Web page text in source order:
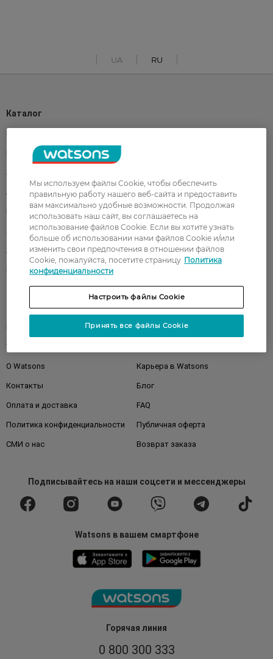
UA RU
Горячая линия
0 800 300 333
Каталог
Парфюмерия
Акции
Лицо Тело
Волосы
Аксессуары Дерматокосметика
Бренды
Клиентам
Магазины
Watsons Club
О Watsons Карьера в Watsons
Контакты Блог
Оплата и доставка FAQ
Политика конфиденциальности Публичная оферта
СМИ о нас Возврат заказа
Подписывайтесьна наши соцсети и мессенджеры
Watsons в вашем смартфоне
Мы используем файлы Cookie, чтобы обеспечить
правильную работу нашего веб-сайта и предоставить
вам максимально удобные возможности. Продолжая
использовать наш сайт, вы соглашаетесь на
использование файлов Cookie. Если вы хотите узнать
больше об использовании нами файлов Cookie и/или
изменить свои предпочтения в отношении файлов
Cookie, пожалуйста, посетите страницу Политика
конфиденциальности
Настроить файлы Cookie
Принять все файлы Cookie